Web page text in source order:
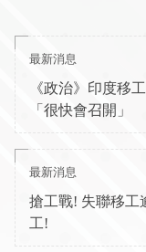
最新消息
《政治》印度移
「很快會召開」
最新消息
搶工戰! 失聯移工
工!